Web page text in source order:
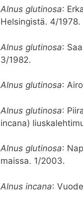
Alnus glutinosa:
Helsingistä. 4/1978.
Alnus glutinosa:
3/1982.
Alnus glutinosa:
Alnus glutinosa:
incana)
Alnus glutinosa:
maissa. 1/2003.
Alnus incana: